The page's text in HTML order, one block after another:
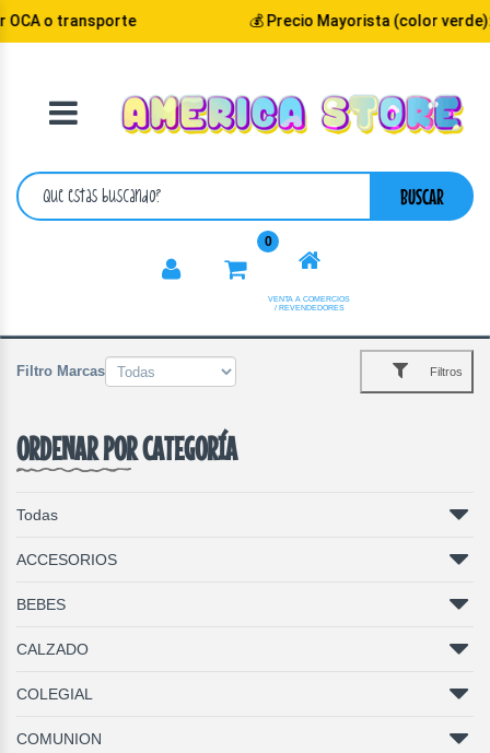
o transporte 💰 Precio Mayorista (color verde):
BUSCAR
0
VENTA A COMERCIOS
/ REVENDEDORES
VOLVER
CATEGORIA
Filtro Marcas Filtros
ORDENAR POR CATEGORÍA
Todas
ACCESORIOS
BEBES
CALZADO
COLEGIAL
COMUNION